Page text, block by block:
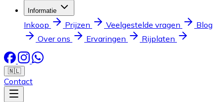
Informatie
Inkoop Prijzen Veelgestelde vragen
Blog
Over ons
Ervaringen Rijplaten
🇳🇱
Contact